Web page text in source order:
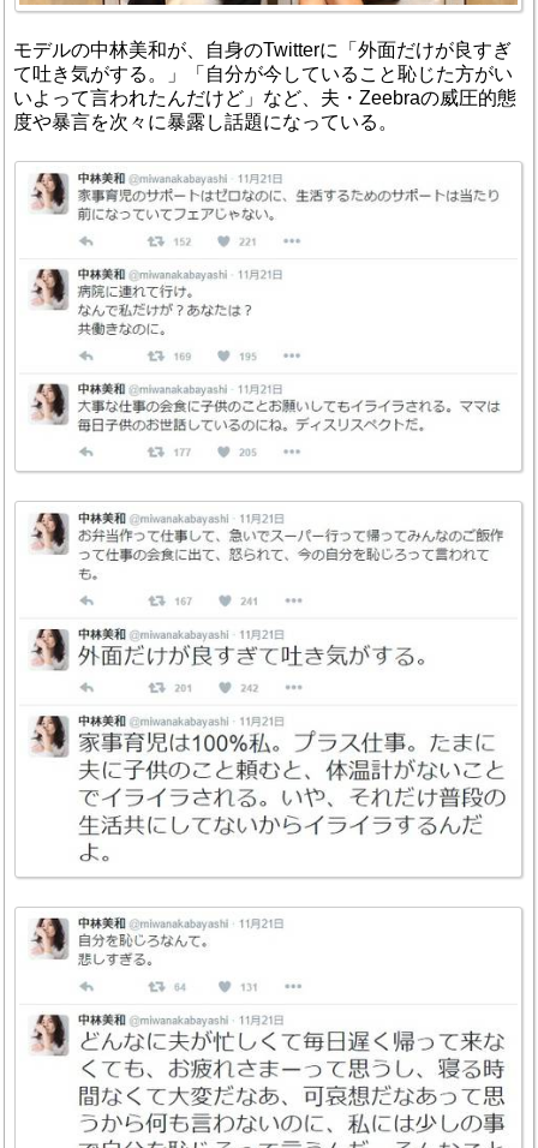
モデルの中林美和が、自身のTwitterに「外面だけが良すぎ
て吐き気がする。」「自分が今していること恥じた方がい
いよって言われたんだけど」など、夫・Zeebraの威圧的態
度や暴言を次々に暴露し話題になっている。